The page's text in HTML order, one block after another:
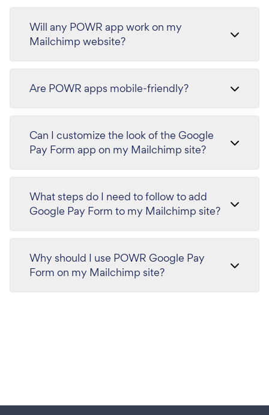
Will any POWR app work on my
Mailchimp website?
Are POWR apps mobile-friendly?
Can I customize the look of the Google
Pay Form app on my Mailchimp site?
What steps do I need to follow to add
Google Pay Form to my Mailchimp site?
Why should I use POWR Google Pay
Form on my Mailchimp site?